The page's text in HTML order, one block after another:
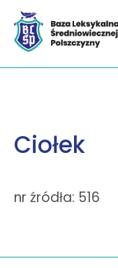
Ciołek
nr źródła: 516